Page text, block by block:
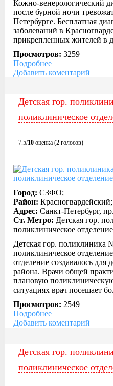
Кожно-венерологический
после бурной ночи
Петербурге. Бесплатная
заболеваний в
прикрепленных жителей в
Просмотров: 3259
Подробнее
Добавить коментарий
Детская гор.
поликлиническое
7.5/10 оценка (2 голосов)
Город: СЗФО;
Район: Красногвардейский;
Адрес: Санкт-Петербург,
Ст. Метро: Детская гор.
поликлиническое
Детская гор. поликлиника
поликлиническое
отделение создавалось для
района. Врачи общей
плановую
ситуациях врач посещает
Просмотров: 2549
Подробнее
Добавить коментарий
Детская гор.
поликлиническое